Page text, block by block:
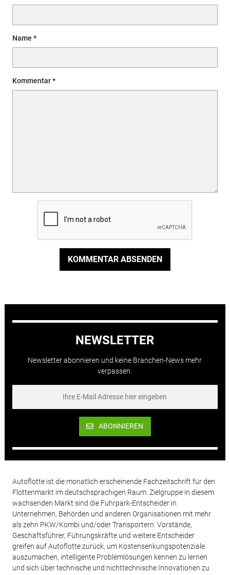
Name
Kommentar
KOMMENTAR ABSENDEN
NEWSLETTER
Newsletter abonnieren und keine Branchen-News mehr
verpassen.
ABONNIEREN
Autoflotte ist die monatlich erscheinende Fachzeitschrift für den
Flottenmarkt im deutschsprachigen Raum. Zielgruppe in diesem
wachsenden Markt sind die Fuhrpark-Entscheider in
Unternehmen, Behörden und anderen Organisationen mit mehr
als zehn PKW/Kombi und/oder Transportern. Vorstände,
Geschäftsführer, Führungskräfte und weitere Entscheider
greifen auf Autoflotte zurück, um Kostensenkungspotenziale
auszumachen, intelligente Problemlösungen kennen zu lernen
und sich über technische und nichttechnische Innovationen zu